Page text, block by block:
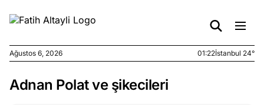
Ağustos
Ağustos 6, 2026 01:22İstanbul 24°
Adnan Polat ve şikecileri